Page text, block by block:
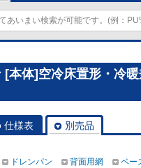
本体]空冷床置形・冷
仕様表 別売品
ドレンパン 背面用網
ベー